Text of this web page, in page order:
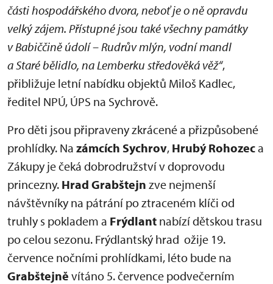
části hospodářského dvora, neboť je o ně opravdu
velký zájem. Přístupné jsou také všechny památky
v Babiččině údolí – Rudrův mlýn, vodní mandl
a Staré bělidlo, na Lemberku středověká věž“,
přibližuje letní nabídku objektů Miloš Kadlec,
ředitel NPÚ, ÚPS na Sychrově.
Pro děti jsou připraveny zkrácené a přizpůsobené
prohlídky. Na zámcích Sychrov, Hrubý Rohozeca
Zákupy je čeká dobrodružství v doprovodu
princezny. Hrad Grabštejn zve nejmenší
návštěvníky na pátrání po ztraceném klíči od
truhly s pokladem a Frýdlant nabízí dětskou trasu
po celou sezonu. Frýdlantský hrad ožije 19.
července nočními prohlídkami, léto bude na
Grabštejně vítáno 5. července podvečerním